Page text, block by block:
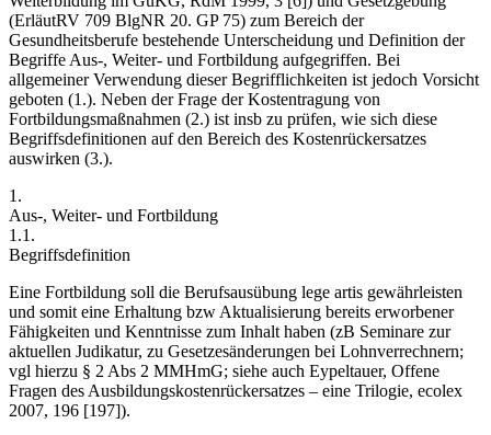
(ErläutRV 709 BlgNR 20. GP 75) zum Bereich der
Gesundheitsberufe bestehende Unterscheidung und Definition der
Begriffe Aus-, Weiter- und Fortbildung aufgegriffen. Bei
allgemeiner Verwendung dieser Begrifflichkeiten ist jedoch Vorsicht
geboten (1.). Neben der Frage der Kostentragung von
Fortbildungsmaßnahmen (2.) ist insb zu prüfen, wie sich diese
Begriffsdefinitionen auf den Bereich des Kostenrückersatzes
auswirken (3.).
1.
Aus-, Weiter- und Fortbildung
1.1.
Begriffsdefinition
Eine Fortbildung soll die Berufsausübung lege artis gewährleisten
und somit eine Erhaltung bzw Aktualisierung bereits erworbener
Fähigkeiten und Kenntnisse zum Inhalt haben (zB Seminare zur
aktuellen Judikatur, zu Gesetzesänderungen bei Lohnverrechnern;
vgl hierzu § 2 Abs 2 MMHmG; siehe auch Eypeltauer, Offene
Fragen des Ausbildungskostenrückersatzes – eine Trilogie, ecolex
2007, 196 [197]).